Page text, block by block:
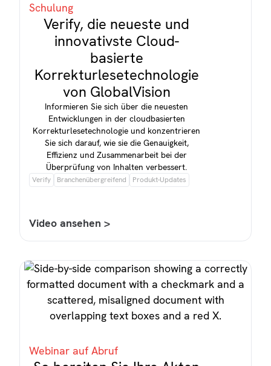
Schulung
Verify, die neueste und
innovativste Cloud-
basierte
Korrekturlesetechnologie
von GlobalVision
Informieren Sie sich über die neuesten
Entwicklungen in der cloudbasierten
Korrekturlesetechnologie und konzentrieren
Sie sich darauf, wie sie die Genauigkeit,
Effizienz und Zusammenarbeit bei der
Überprüfung von Inhalten verbessert.
Verify Branchenübergreifend Produkt-Updates
Video ansehen >
Webinar auf Abruf